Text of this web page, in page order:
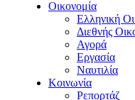
Οικονομία
Ελληνική
Διεθνής
Αγορά
Εργασία
Ναυτιλία
Κοινωνία
Ρεπορτάζ